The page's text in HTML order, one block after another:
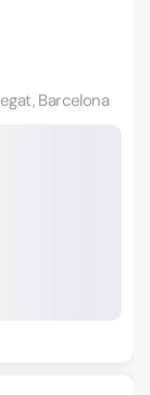
Barcelona